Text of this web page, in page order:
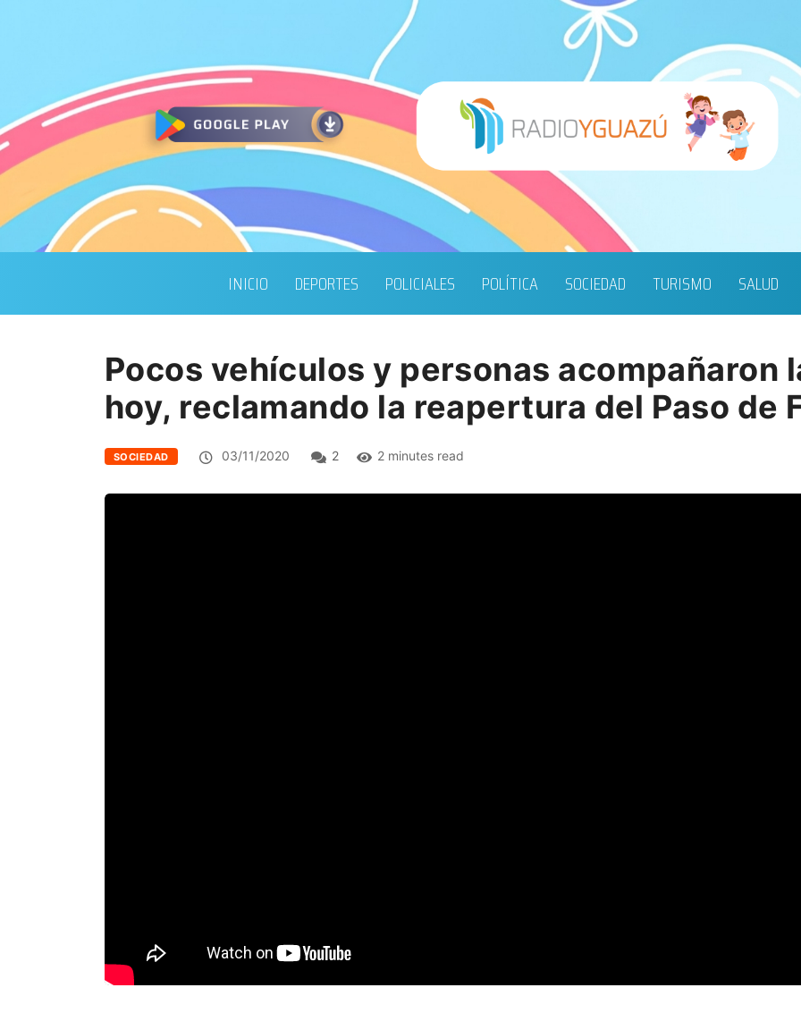
INICIO DEPORTES POLICIALES POLÍTICA SOCIEDAD TURISMO SALUD
Pocos vehículos y personas acompañaron
hoy, reclamando la reapertura del Paso de
SOCIEDAD 03/11/2020 2 2 minutes read